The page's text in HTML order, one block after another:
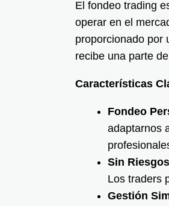
El fondeo trading
operar en el
proporcionado por
recibe una parte
Características
Fondeo
adaptarnos
Sin
Los traders
Gestión